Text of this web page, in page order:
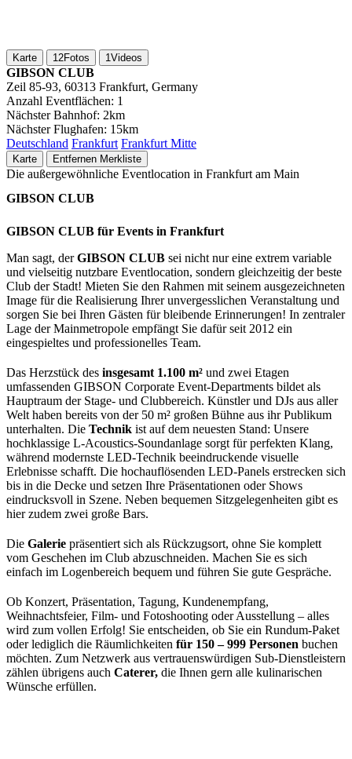
Karte 12Fotos 1Videos
GIBSON CLUB
Zeil 85-93, 60313 Frankfurt, Germany
Anzahl Eventflächen: 1
Nächster Bahnhof: 2km
Nächster Flughafen: 15km
Deutschland Frankfurt Frankfurt Mitte
Karte Entfernen Merkliste
Die außergewöhnliche Eventlocation in Frankfurt am Main
GIBSON CLUB
GIBSON CLUB für Events in Frankfurt
Man sagt, derGIBSON CLUB sei nicht nur eine extrem variable
und vielseitig nutzbare Eventlocation, sondern gleichzeitig der beste
Club der Stadt! Mieten Sie den Rahmen mit seinem ausgezeichneten
Image für die Realisierung Ihrer unvergesslichen Veranstaltung und
sorgen Sie bei Ihren Gästen für bleibende Erinnerungen! In zentraler
Lage der Mainmetropole empfängt Sie dafür seit 2012 ein
eingespieltes und professionelles Team.
Das Herzstück des insgesamt 1.100 m² und zwei Etagen
umfassenden GIBSON Corporate Event-Departments bildet als
Hauptraum der Stage- und Clubbereich. Künstler und DJs aus aller
Welt haben bereits von der 50 m² großen Bühne aus ihr Publikum
unterhalten. Die Technik ist auf dem neuesten Stand: Unsere
hochklassige L-Acoustics-Soundanlage sorgt für perfekten Klang,
während modernste LED-Technik beeindruckende visuelle
Erlebnisse schafft. Die hochauflösenden LED-Panels erstrecken sich
bis in die Decke und setzen Ihre Präsentationen oder Shows
eindrucksvoll in Szene. Neben bequemen Sitzgelegenheiten gibt es
hier zudem zwei große Bars.
Die Galerie präsentiert sich als Rückzugsort, ohne Sie komplett
vom Geschehen im Club abzuschneiden. Machen Sie es sich
einfach im Logenbereich bequem und führen Sie gute Gespräche.
Ob Konzert, Präsentation, Tagung, Kundenempfang,
Weihnachtsfeier, Film- und Fotoshooting oder Ausstellung – alles
wird zum vollen Erfolg! Sie entscheiden, ob Sie ein Rundum-Paket
oder lediglich die Räumlichkeiten für 150 – 999 Personen buchen
möchten. Zum Netzwerk aus vertrauenswürdigen Sub-Dienstleistern
zählen übrigens auch Caterer, die Ihnen gern alle kulinarischen
Wünsche erfüllen.